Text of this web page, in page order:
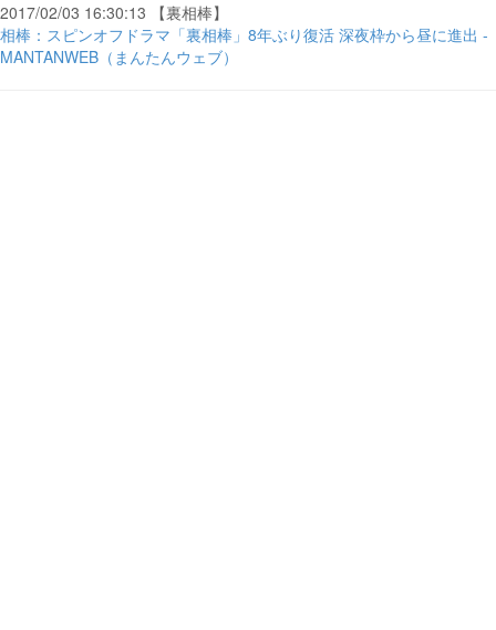
2017/02/03 16:30:13 【裏相棒】
相棒：スピンオフドラマ「裏相棒」8年ぶり復活 深夜枠から昼に進出 -
MANTANWEB（まんたんウェブ）